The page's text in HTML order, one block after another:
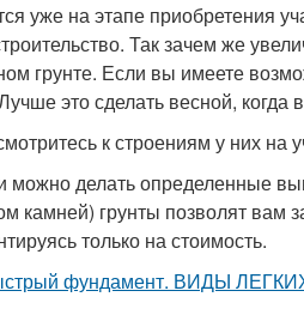
уже на этапе приобретения
Так зачем же
грунте. Если вы имеете
это сделать весной, когда
к строениям у них на
можно делать определенные
камней) грунты позволят
только на стоимость.